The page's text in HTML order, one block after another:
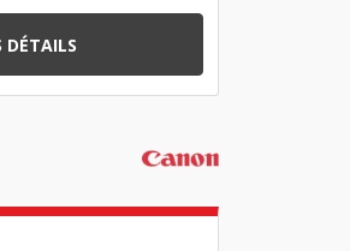
DÉTAILS